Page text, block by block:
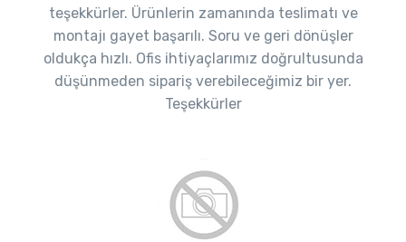
teşekkürler. Ürünlerin zamanında teslimatı ve
montajı gayet başarılı. Soru ve geri dönüşler
oldukça hızlı. Ofis ihtiyaçlarımız doğrultusunda
düşünmeden sipariş verebileceğimiz bir yer.
Teşekkürler